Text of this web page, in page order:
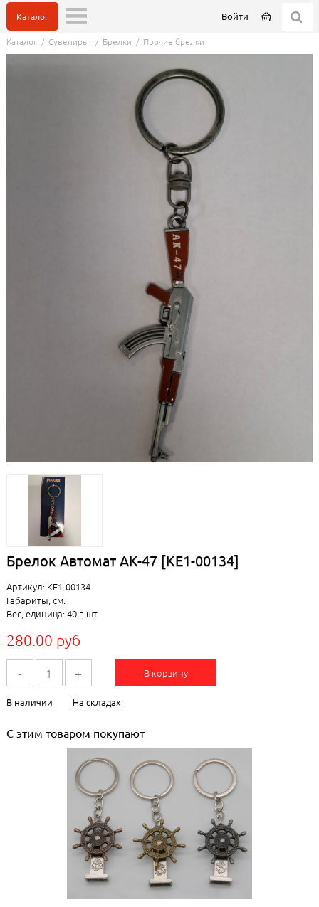
Войти
Каталог
Каталог/ Сувениры / Брелки / Прочие брелки
Брелок Автомат АК-47 [КЕ1-00134]
Артикул: КЕ1-00134
Габариты, см:
Вес, единица: 40 г, шт
280.00 руб
- + В корзину
В наличии На складах
С этим товаром покупают